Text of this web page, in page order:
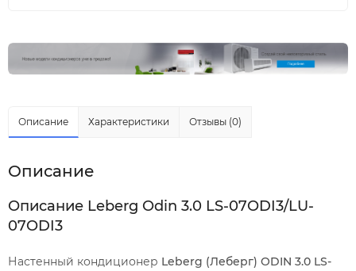
Описание Характеристики Отзывы (0)
Описание
Описание Leberg Odin 3.0 LS-07ODI3/LU-
07ODI3
Настенный кондиционер Leberg (Леберг) ODIN 3.0 LS-